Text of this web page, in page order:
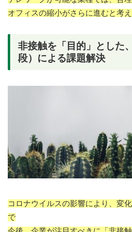
オフィスの縮小がさらに進むと考え
非接触を「目的」とした
段）による課題解決
コロナウイルスの影響により、変
で